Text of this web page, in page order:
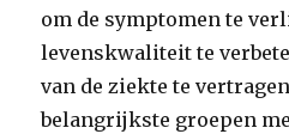
om de symptomen te
levenskwaliteit te
van de ziekte te
belangrijkste groepen